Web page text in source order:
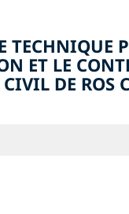
TECHNIQUE
ET LE
CIVIL DE ROS